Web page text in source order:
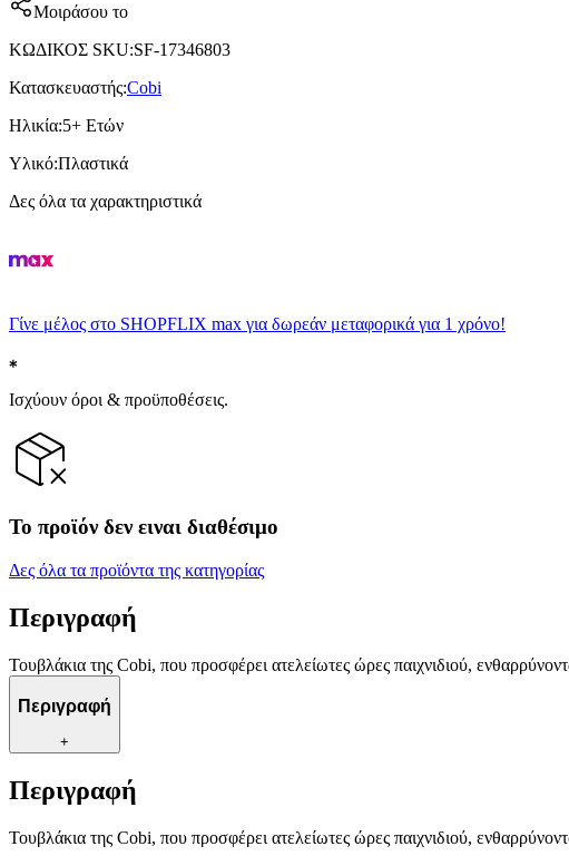
Μοιράσου το
ΚΩΔΙΚΟΣ SKU:SF-17346803
Κατασκευαστής:Cobi
Ηλικία:5+ Ετών
Υλικό:Πλαστικά
Δες όλα τα χαρακτηριστικά
Γίνε μέλος στο SHOPFLIX max για δωρεάν μεταφορικά για 1 χρόνο!
Ισχύουν όροι & προϋποθέσεις.
Το προϊόν δεν ειναι διαθέσιμο
Δες όλα τα προϊόντα της κατηγορίας
Περιγραφή
Τουβλάκια της Cobi, που προσφέρει ατελείωτες ώρες παιχνιδιού,
Περιγραφή
+
Περιγραφή
Τουβλάκια της Cobi, που προσφέρει ατελείωτες ώρες παιχνιδιού,